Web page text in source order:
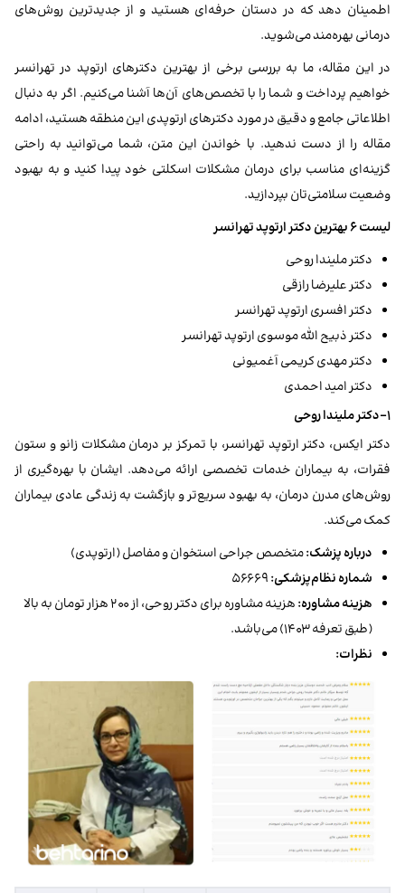
اطمینان دهد که در دستان حرفه‌ای هستید و از جدیدترین روش‌های
درمانی بهره‌مند می‌شوید.
در این مقاله، ما به بررسی برخی از بهترین دکترهای ارتوپد در تهرانسر
خواهیم پرداخت و شما را با تخصص‌های آن‌ها آشنا می‌کنیم. اگر به دنبال
اطلاعاتی جامع و دقیق در مورد دکترهای ارتوپدی این منطقه هستید، ادامه
مقاله را از دست ندهید. با خواندن این متن، شما می‌توانید به راحتی
گزینه‌ای مناسب برای درمان مشکلات اسکلتی خود پیدا کنید و به بهبود
وضعیت سلامتی‌تان بپردازید.
لیست ۶ بهترین دکتر ارتوپد تهرانسر
دکتر ملیندا روحی
دکتر علیرضا رازقی
دکتر افسری ارتوپد تهرانسر
دکتر ذبیح الله موسوی ارتوپد تهرانسر
دکتر مهدی کریمی آغمیونی
دکتر امید احمدی
۱-دکتر ملیندا روحی
دکتر ایکس، دکتر ارتوپد تهرانسر، با تمرکز بر درمان مشکلات زانو و ستون
فقرات، به بیماران خدمات تخصصی ارائه می‌دهد. ایشان با بهره‌گیری از
روش‌های مدرن درمان، به بهبود سریع‌تر و بازگشت به زندگی عادی بیماران
کمک می‌کند.
درباره پزشک:متخصص جراحی استخوان و مفاصل (ارتوپدی)
شماره نظام‌پزشکی:۵۶۶۶۹
هزینه مشاوره:
هزینه مشاوره برای دکتر روحی، از ۲۰۰ هزار تومان به بالا
(طبق تعرفه ۱۴۰۳) می‌باشد.
نظرات: